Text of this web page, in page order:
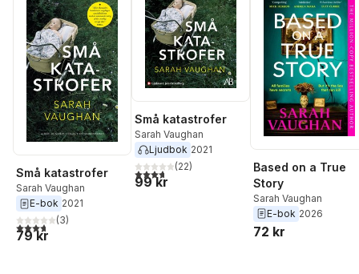
Små katastrofer
Sarah Vaughan
E-bok 2021
3,7utav 5 stjärnor. Totalt antal röster:
(3)
79 kr
Små katastrofer
Sarah Vaughan
Ljudbok 2021
3,7utav 5 stjärnor. Totalt antal röster:
(22)
99 kr
Based on a True
Story
Sarah Vaughan
E-bok 2026
72 kr